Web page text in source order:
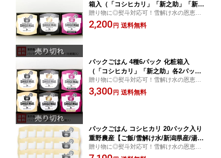
箱入（「コシヒカリ」「新之助」「新之
助×もち麦」各1パック）重野農産【ご
飯/雪解け水/新潟県産/湯煎/アウトド
贈り物に◎熨斗対応可！雪解け水の恩恵を
受けて育ったコシヒカリと新之助のパック
ごはん！チンすれば、ホカホカごはんを食
2,200 円 送料無料
パックごはん 4種6パック 化粧箱入
（「コシヒカリ」「新之助」各2パッ
ク、「コシヒカリ×もち麦」「新之助×
もち麦」各1パック）重野農産【ご飯/雪
贈り物に◎熨斗対応可！雪解け水の恩恵を
受けて育ったコシヒカリと新之助のパック
ごはん！チンすれば、ホカホカごはんを食
3,300 円 送料無料
パックごはん コシヒカリ 20パック入り
重野農産【ご飯/雪解け水/新潟県産/湯
煎/アウトドア】【お土産/手土産/ギフト
贈り物に◎熨斗対応可！雪解け水の恩恵を
受けて育ったコシヒカリのパックごはん！